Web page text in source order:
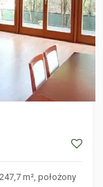
m², położony